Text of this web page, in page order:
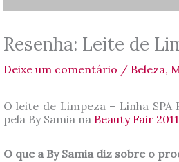
Resenha: Leite de
Deixe um comentário / Beleza,
O leite de Limpeza – Linha
pela By Samia na Beauty Fair 2011
O que a By Samia diz sobre o